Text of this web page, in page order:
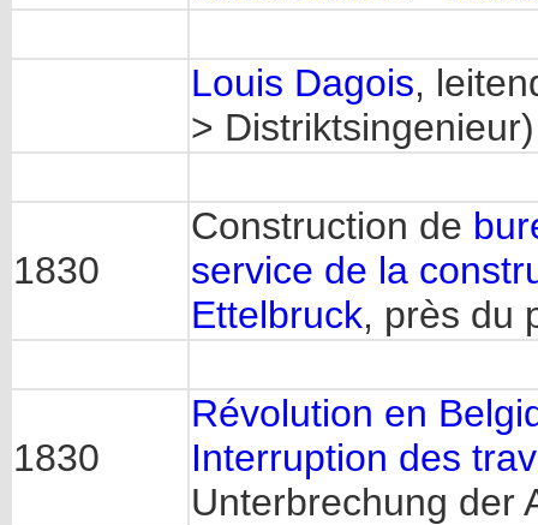
Louis Dagois,
> Distriktsingenieur)
1830
Construction de
service de la
Ettelbruck, près du
1830
Révolution en
Interruption des
Unterbrechung der